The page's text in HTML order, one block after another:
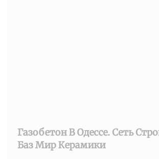
Газобетон В Одессе. Сеть
Баз Мир Керамики